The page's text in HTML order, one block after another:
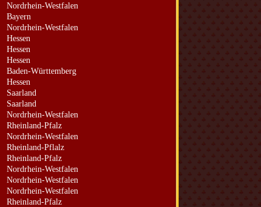
Nordrhein-Westfalen
Bayern
Nordrhein-Westfalen
Hessen
Hessen
Hessen
Baden-Württemberg
Hessen
Saarland
Saarland
Nordrhein-Westfalen
Rheinland-Pfalz
Nordrhein-Westfalen
Rheinland-Pflalz
Rheinland-Pfalz
Nordrhein-Westfalen
Nordrhein-Westfalen
Nordrhein-Westfalen
Rheinland-Pfalz